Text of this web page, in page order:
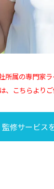
属の専門家ラ
こちらよりご
修サービス